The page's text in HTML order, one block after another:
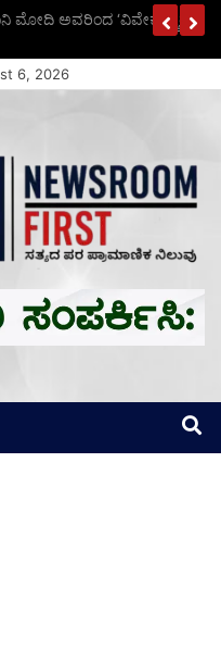
ಮೋದಿ ಅವರಿಂದ ‘ವಿವೇಕ ಸ್ಮಾರಕ’
6, 2026